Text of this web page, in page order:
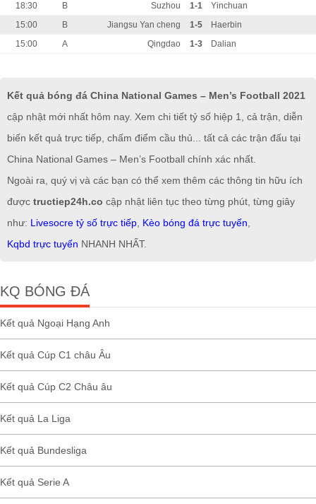
18:30
B Suzhou 1-1
Yinchuan
15:00
B Jiangsu Yan cheng 1-5
Haerbin
15:00
A Qingdao 1-3 Dalian
Kết quả bóng đá China National Games – Men’s Football 2021
cập nhật mới nhất hôm nay. Xem chi tiết tỷ số hiệp 1, cả trận, diễn
biến kết quả trực tiếp, chấm điểm cầu thủ... tất cả các trận đấu tại
China National Games – Men’s Football chính xác nhất.
Ngoài ra, quý vị và các bạn có thể xem thêm các thông tin hữu ích
được tructiep24h.co cập nhật liên tục theo từng phút, từng giây
như: Livesocre tỷ số trực tiếp Kèo bóng đá trực tuyến
Kqbd trực tuyến NHANH NHẤT.
KQ BÓNG ĐÁ
Kết quả Ngoại Hạng Anh
Kết quả Cúp C1 châu Âu
Kết quả Cúp C2 Châu âu
Kết quả La Liga
Kết quả Bundesliga
Kết quả Serie A